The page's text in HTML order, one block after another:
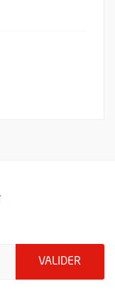
VALIDER